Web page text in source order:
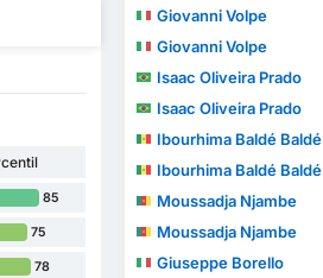
85
75
78
Giovanni Volpe
Giovanni Volpe
Isaac Oliveira Prado
Isaac Oliveira Prado
Ibourhima Baldé Baldé
Ibourhima Baldé Baldé
Moussadja Njambe
Moussadja Njambe
Giuseppe Borello